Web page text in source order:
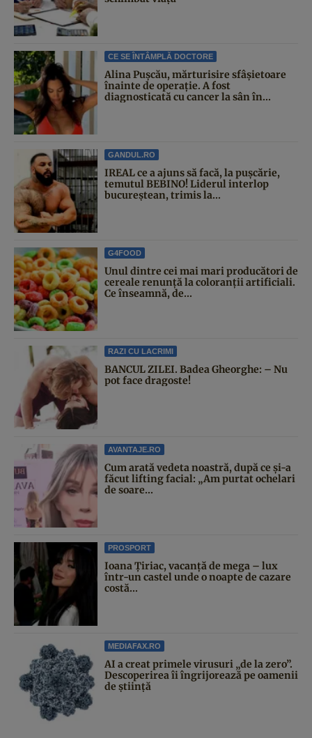
CE SE ÎNTÂMPLĂ DOCTORE
Alina Pușcău, mărturisire sfâșietoare
înainte de operație. A fost
diagnosticată cu cancer la sân în...
GANDUL.RO
IREAL ce a ajuns să facă, la pușcărie,
temutul BEBINO! Liderul interlop
bucureștean, trimis la...
G4FOOD
Unul dintre cei mai mari producători de
cereale renunță la coloranții artificiali.
Ce înseamnă, de...
RAZI CU LACRIMI
BANCUL ZILEI. Badea Gheorghe: – Nu
pot face dragoste!
AVANTAJE.RO
Cum arată vedeta noastră, după ce și-a
făcut lifting facial: „Am purtat ochelari
de soare...
PROSPORT
Ioana Țiriac, vacanță de mega – lux
într-un castel unde o noapte de cazare
costă...
MEDIAFAX.RO
AI a creat primele virusuri „de la zero”.
Descoperirea îi îngrijorează pe oamenii
de știință